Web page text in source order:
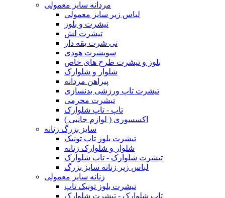
مردانه سایز معمولی
لباس زیر سایز معمولی
تیشرت و بلوز
تیشرت لش
تی شرت یقه دار
سویشرت هودی
بلوز و تیشرت طرح های خاص
شلوار و شلوارک
پیراهن مردانه
تیشرت تاپ ورزشی بدنسازی
تیشرت محرمی
تاپ - تاپ شلوارک
اکسسوری ( لوازم جانبی )
سایز بزرگ زنانه
تیشرت بلوز تاپ تونیک
شلوار و شلوارک زنانه
تیشرت شلوارک - تاپ شلوارک
لباس زیر زنانه سایز بزرگ
زنانه سایز معمولی
تیشرت بلوز تونیک تاپ
تاپ شلوارک - تیشرت شلوارک